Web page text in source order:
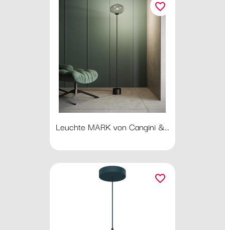
Leuchte MARK von Cangini &...
favorite_border
favorite_border